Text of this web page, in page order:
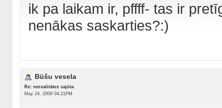
ik pa laikam ir, pffff- tas ir
nenākas saskarties?:)
Būšu vesela
Re: nerealitātes sajūta
May 24, 2009 04:21PM